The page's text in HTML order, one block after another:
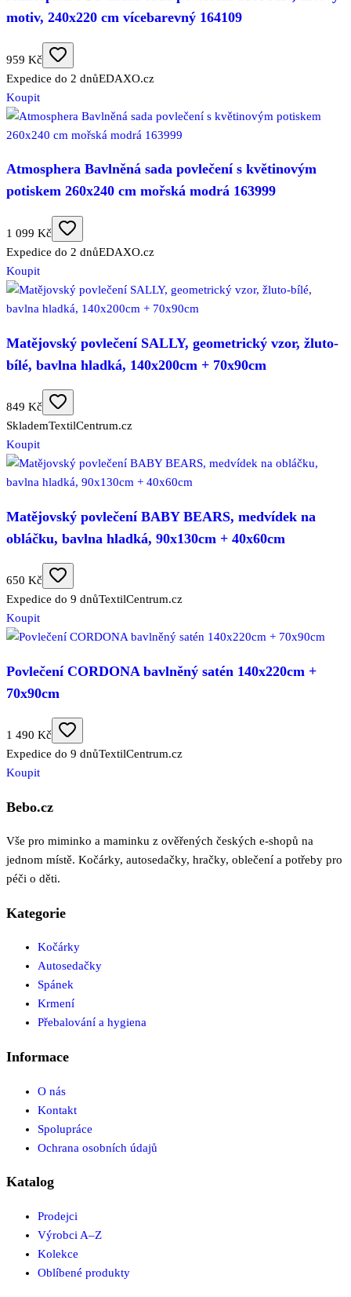
motiv, 240x220 cm vícebarevný 164109
959 Kč
Expedice do 2 dnůEDAXO.cz
Koupit
Atmosphera Bavlněná sada povlečení s květinovým
potiskem 260x240 cm mořská modrá 163999
1 099 Kč
Expedice do 2 dnůEDAXO.cz
Koupit
Matějovský povlečení SALLY, geometrický vzor, žluto-
bílé, bavlna hladká, 140x200cm + 70x90cm
849 Kč
SklademTextilCentrum.cz
Koupit
Matějovský povlečení BABY BEARS, medvídek na
obláčku, bavlna hladká, 90x130cm + 40x60cm
650 Kč
Expedice do 9 dnůTextilCentrum.cz
Koupit
Povlečení CORDONA bavlněný satén 140x220cm +
70x90cm
1 490 Kč
Expedice do 9 dnůTextilCentrum.cz
Koupit
Bebo.cz
Vše pro miminko a maminku z ověřených českých e-shopů na
jednom místě. Kočárky, autosedačky, hračky, oblečení a potřeby pro
péči o děti.
Kategorie
Kočárky
Autosedačky
Spánek
Krmení
Přebalování a hygiena
Informace
O nás
Kontakt
Spolupráce
Ochrana osobních údajů
Katalog
Prodejci
Výrobci A–Z
Kolekce
Oblíbené produkty